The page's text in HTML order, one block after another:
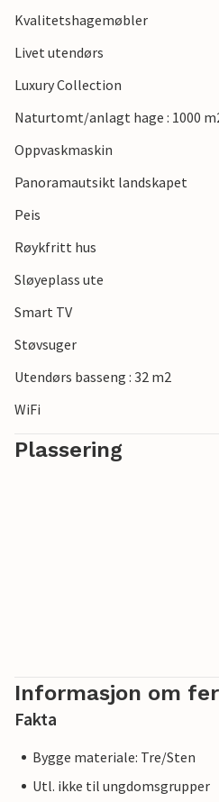
Kvalitetshagemøbler
Livet utendørs
Luxury Collection
Naturtomt/anlagt hage : 1000
Oppvaskmaskin
Panoramautsikt landskapet
Peis
Røykfritt hus
Sløyeplass ute
Smart TV
Støvsuger
Utendørs basseng : 32 m2
WiFi
Plassering
Informasjon om
Fakta
Bygge materiale: Tre/Sten
Utl. ikke til ungdomsgrupper